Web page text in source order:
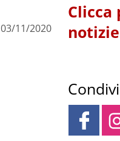
03/11/2020
Clicca
notizie